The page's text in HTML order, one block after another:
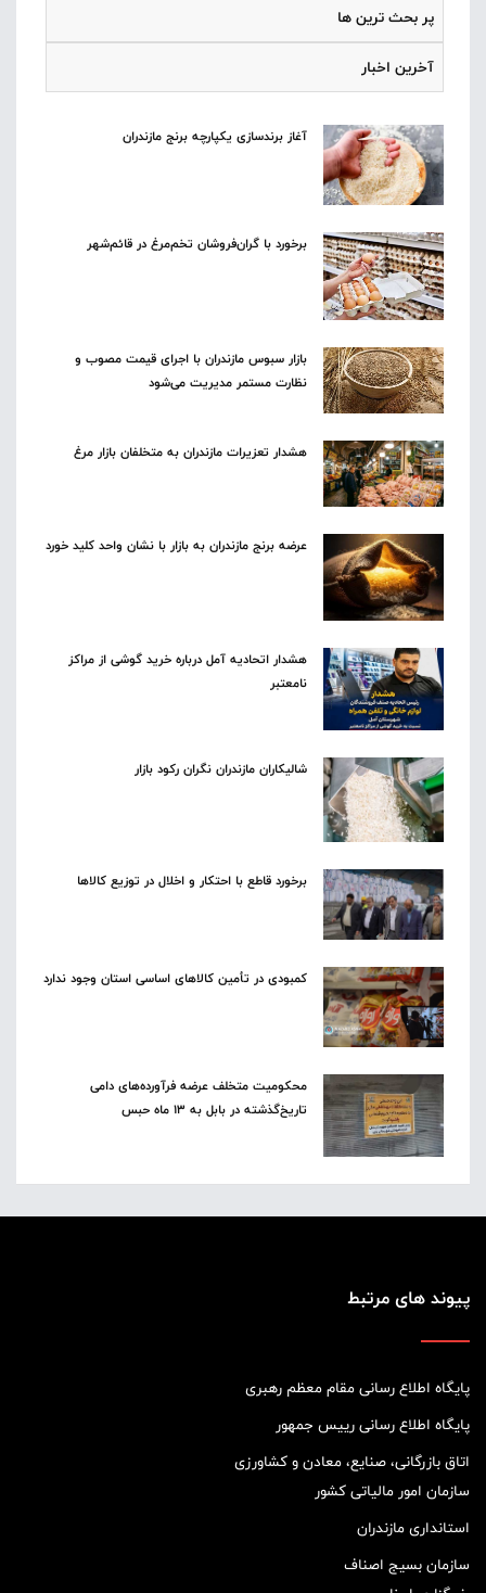
پر بحث ترین ها
آخرین اخبار
آغاز برندسازی یکپارچه برنج مازندران
برخورد با گران‌فروشان تخم‌مرغ در قائم‌شهر
بازار سبوس مازندران با اجرای قیمت مصوب و
نظارت مستمر مدیریت می‌شود
هشدار تعزیرات مازندران به متخلفان بازار مرغ
عرضه برنج مازندران به بازار با نشان واحد کلید خورد
هشدار اتحادیه آمل درباره خرید گوشی از مراکز
نامعتبر
شالیکاران مازندران نگران رکود بازار
برخورد قاطع با احتکار و اخلال در توزیع کالاها
کمبودی در تأمین کالاهای اساسی استان وجود ندارد
محکومیت متخلف عرضه فرآورده‌های دامی
تاریخ‌گذشته در بابل به ۱۳ ماه حبس
پیوند های مرتبط
پایگاه اطلاع رسانی مقام معظم رهبری
پایگاه اطلاع رسانی رییس جمهور
اتاق بازرگانی، صنایع، معادن و کشاورزی
سازمان امور مالیاتی کشور
استانداری مازندران
سازمان بسیج اصناف